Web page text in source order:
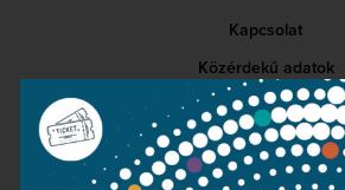
Kapcsolat
Közérdekű adatok
Sajtószoba
Adatvédelem
Impresszum